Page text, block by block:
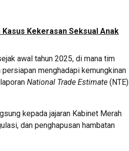
Kekerasan Seksual Anak
awal tahun 2025, di mana tim
menghadapi kemungkinan
National Trade Estimate (NTE)
kepada jajaran Kabinet Merah
dan penghapusan hambatan